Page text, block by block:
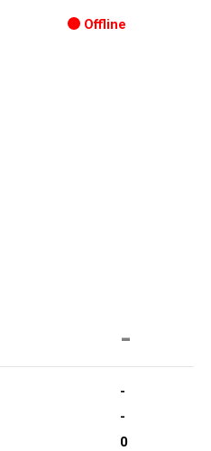
Offline
-
-
-
0